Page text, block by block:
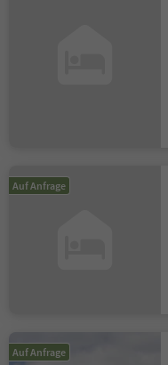
Auf Anfrage
Auf Anfrage